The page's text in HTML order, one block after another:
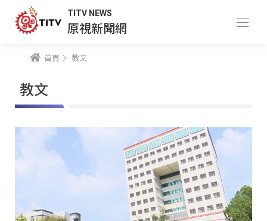
TITV NEWS
原視新聞網
首頁 教文
教文